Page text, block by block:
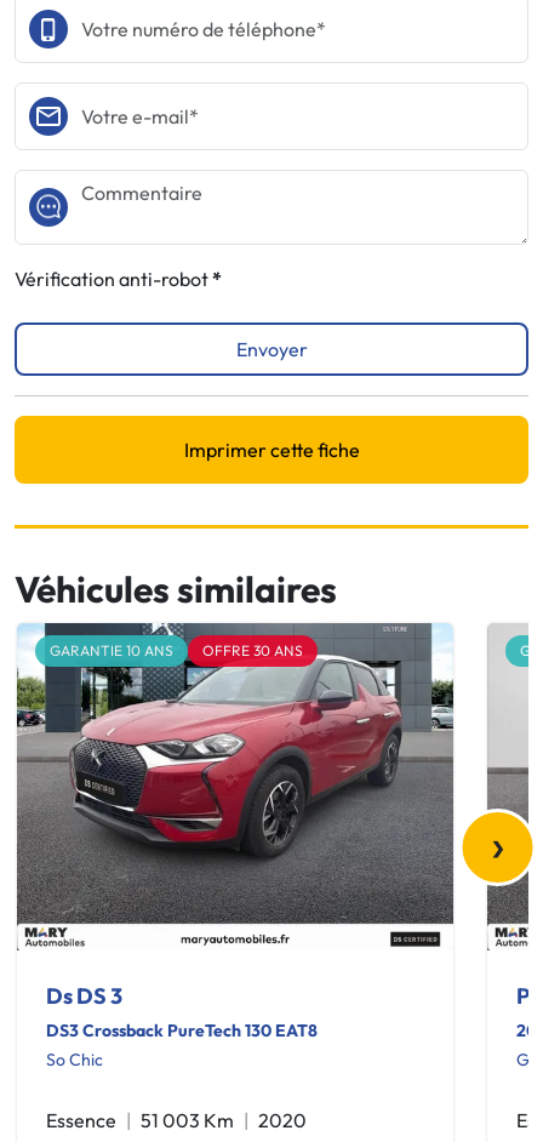
Vérification anti-robot
Envoyer
Imprimer cette fiche
Véhicules similaires
GARANTIE 10 ANS OFFRE 30 ANS
Ds DS 3
DS3 Crossback PureTech 130 EAT8
So Chic
Essence 51 003 Km
2020
GT
›